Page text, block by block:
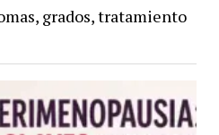
grados, tratamiento